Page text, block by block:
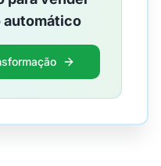
automático